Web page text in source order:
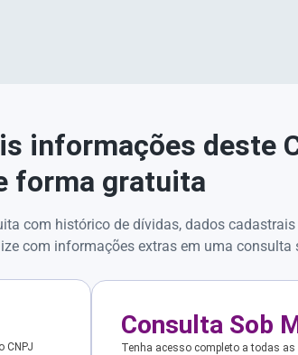
informações deste
forma gratuita
com histórico de dívidas, dados
com informações extras em uma consulta
CNPJ
Consulta Sob
Tenha acesso completo a todas